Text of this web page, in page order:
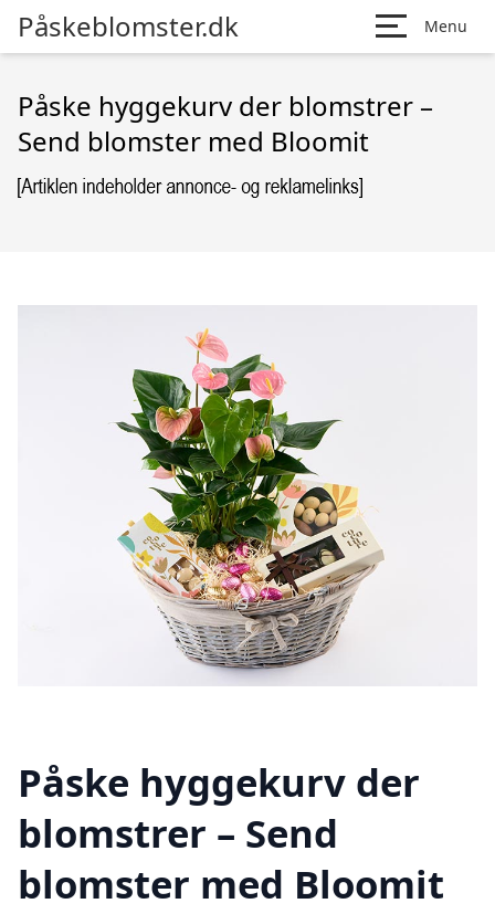
Påskeblomster.dk Menu
Påske hyggekurv der blomstrer –
Send blomster med Bloomit
Påske hyggekurv der
blomstrer – Send
blomster med Bloomit